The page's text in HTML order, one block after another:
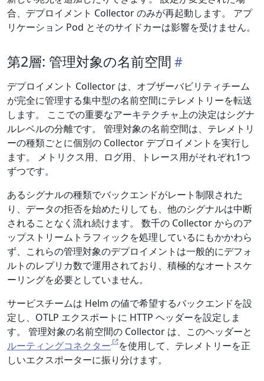
合、デプロイメント Collector のみが再起動します。 アプ
リケーション Pod とそのサイドカーは影響を受けません。
第2層: 管理対象の名前空間
デプロイメント Collector は、オブザーバビリティチーム
が完全に管理する集中型の名前空間にテレメトリーを転送
します。 ここでの重要なアーキテクチャ上の決定はシグナ
ルレベルの分離です。 管理対象の名前空間は、テレメトリ
ーの種類ごとに個別の Collector デプロイメントを実行し
ます。 メトリクス用、ログ用、トレース用がそれぞれ1つ
ずつです。
あるシグナルの種類でバックエンドがレート制限された
り、データの拒否を始めたりしても、他のシグナルは中断
されることなく流れ続けます。 数千の Collector からのア
ップストリームトラフィックを処理しているにもかかわら
ず、これらの管理対象のデプロイメントは一般的にデフォ
ルトのレプリカ数で運用されており、積極的なオートスケ
ーリングを必要としていません。
サービスチームは Helm の値で希望するバックエンドを設
定し、OTLP エクスポートに HTTP ヘッダーを設定しま
す。 管理対象の名前空間の Collector は、このヘッダーと
ルーティングコネクター
を使用して、テレメトリーを正
しいエクスポーターに振り分けます。